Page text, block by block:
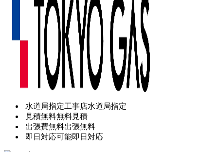
水道局指定工事店水道局指定
見積無料無料見積
出張費無料出張無料
即日対応可能即日対応